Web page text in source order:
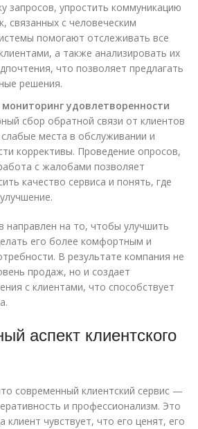
запросов, упростить коммуникацию
связанных с человеческим
помогают отслеживать все
а также анализировать их
что позволяет предлагать
решения.
удовлетворенности
сбор обратной связи от клиентов
места в обслуживании и
коррективы. Проведение опросов,
с жалобами позволяет
качество сервиса и понять, где
направлен на то, чтобы улучшить
его более комфортным и
В результате компания не
продаж, но и создает
с клиентами, что способствует
аспект клиентского
современный клиентский сервис —
и профессионализм. Это
клиент чувствует, что его ценят, его